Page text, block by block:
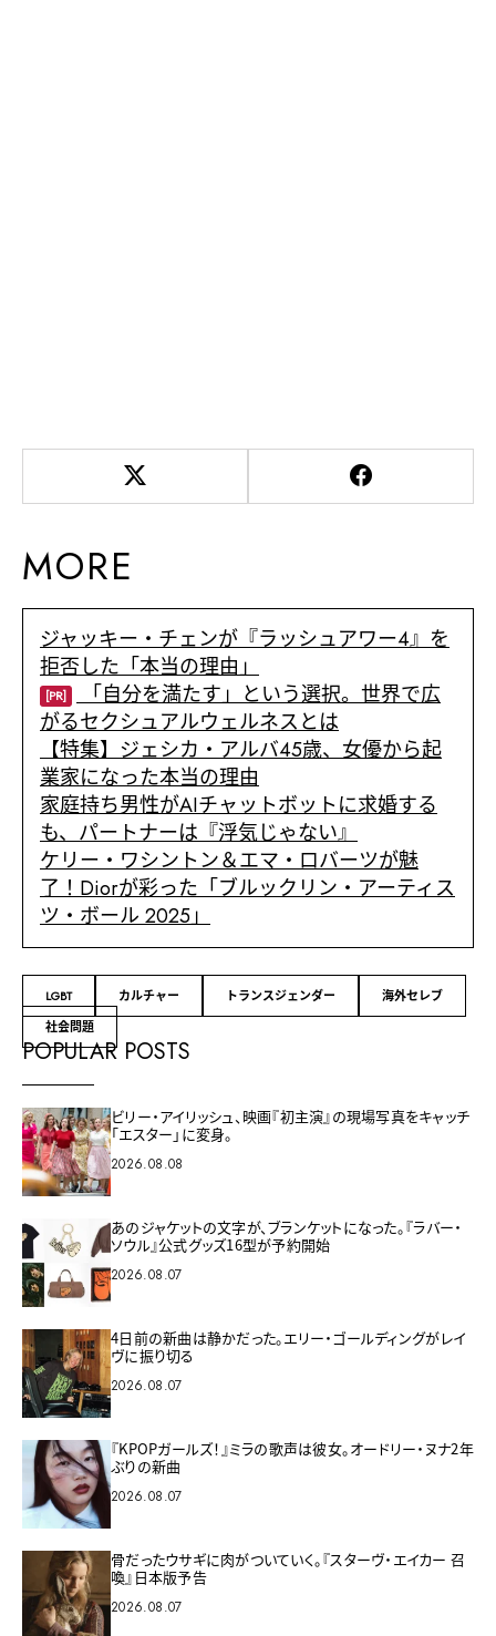
MORE
ジャッキー・チェンが『ラッシュアワー4』を
拒否した「本当の理由」
[PR]
「自分を満たす」という選択。世界で広
がるセクシュアルウェルネスとは
【特集】ジェシカ・アルバ45歳、女優から起
業家になった本当の理由
家庭持ち男性がAIチャットボットに求婚する
も、パートナーは『浮気じゃない』
ケリー・ワシントン＆エマ・ロバーツが魅
了！Diorが彩った「ブルックリン・アーティス
ツ・ボール 2025」
LGBT カルチャー トランスジェンダー
海外セレブ
社会問題
POPULAR POSTS
ビリー・アイリッシュ、映画『初主演』の現場写真をキャッチ
「エスター」に変身。
2026.08.08
あのジャケットの文字が、ブランケットになった。『ラバー・
ソウル』公式グッズ16型が予約開始
2026.08.07
4日前の新曲は静かだった。エリー・ゴールディングがレイ
ヴに振り切る
2026.08.07
『KPOPガールズ！』ミラの歌声は彼女。オードリー・ヌナ2年
ぶりの新曲
2026.08.07
骨だったウサギに肉がついていく。『スターヴ・エイカー 召
喚』日本版予告
2026.08.07